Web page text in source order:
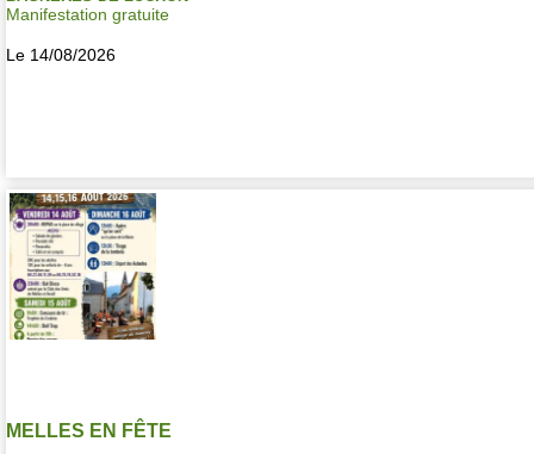
Manifestation gratuite
Le 14/08/2026
MELLES EN FÊTE